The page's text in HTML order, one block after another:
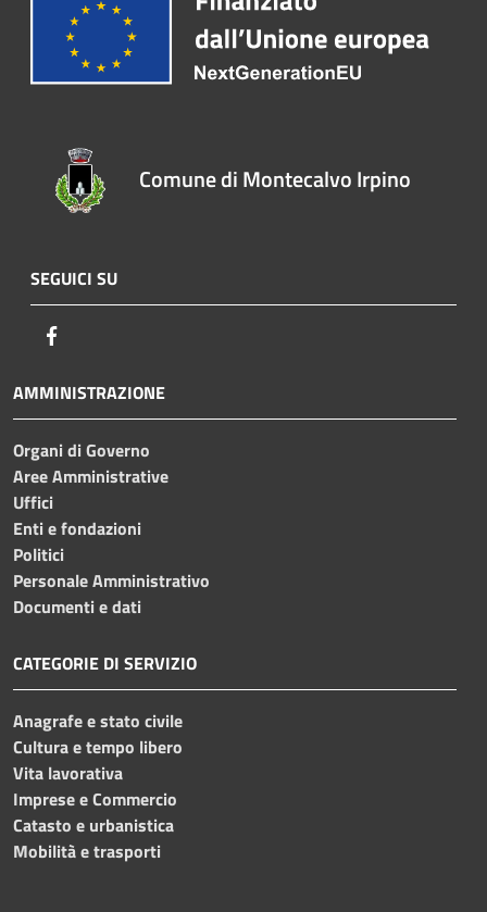
Comune di Montecalvo Irpino
SEGUICI SU
AMMINISTRAZIONE
Organi di Governo
Aree Amministrative
Uffici
Enti e fondazioni
Politici
Personale Amministrativo
Documenti e dati
CATEGORIE DI SERVIZIO
Anagrafe e stato civile
Cultura e tempo libero
Vita lavorativa
Imprese e Commercio
Catasto e urbanistica
Mobilità e trasporti